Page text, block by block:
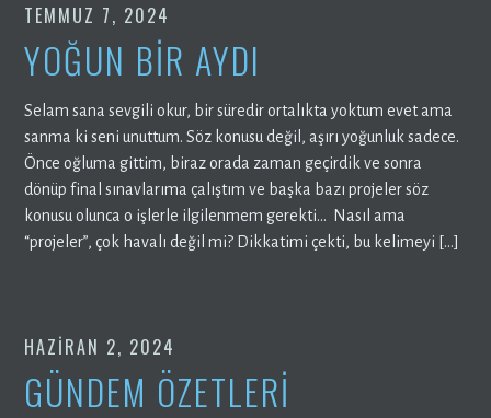
TEMMUZ 7, 2024
YOĞUN BİR AYDI
Selam sana sevgili okur, bir süredir ortalıkta yoktum evet ama
sanma ki seni unuttum. Söz konusu değil, aşırı yoğunluk sadece.
Önce oğluma gittim, biraz orada zaman geçirdik ve sonra
dönüp final sınavlarıma çalıştım ve başka bazı projeler söz
konusu olunca o işlerle ilgilenmem gerekti… Nasıl ama
“projeler”, çok havalı değil mi? Dikkatimi çekti, bu kelimeyi […]
HAZIRAN 2, 2024
GÜNDEM ÖZETLERİ